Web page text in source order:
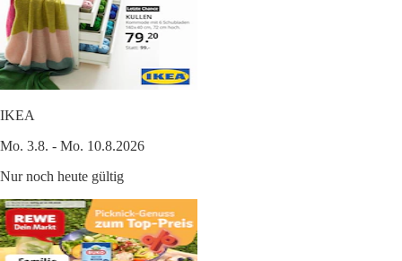
IKEA
Mo. 3.8. - Mo. 10.8.2026
Nur noch heute gültig